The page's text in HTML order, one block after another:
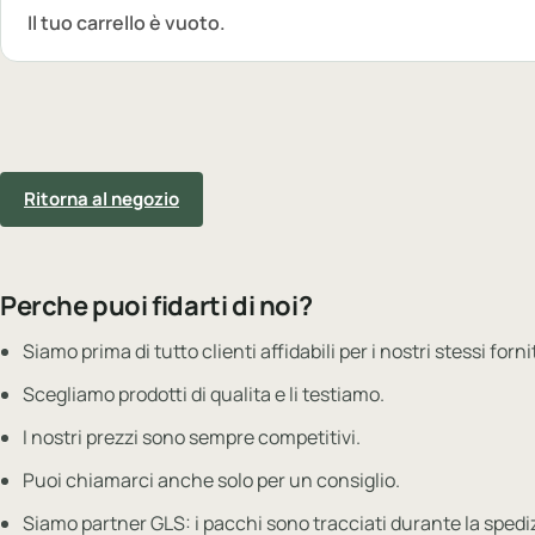
Il tuo carrello è vuoto.
Ritorna al negozio
Perche puoi fidarti di noi?
Siamo prima di tutto clienti affidabili per i nostri stessi
Scegliamo prodotti di qualita e li testiamo.
I nostri prezzi sono sempre competitivi.
Puoi chiamarci anche solo per un consiglio.
Siamo partner GLS: i pacchi sono tracciati durante la